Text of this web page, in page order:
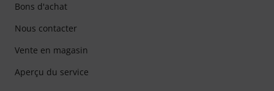
Bons d'achat
Nous contacter
Vente en magasin
Aperçu du service